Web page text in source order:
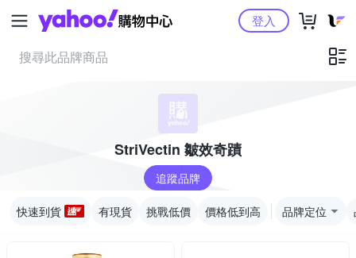
Yahoo購物中心登入
StriVectin 皺效奇蹟
追蹤品牌
快速到貨 有現貨 挑戰低價 價格低到高 品牌定位